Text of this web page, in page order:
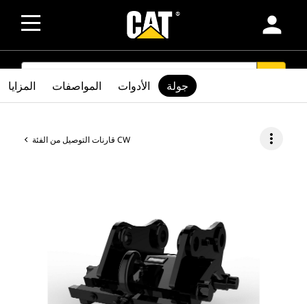
person
SEARCH
قارنات التوصيل من الفئة CW more_vert
المزايا المواصفات الأدوات جولة